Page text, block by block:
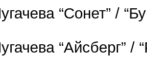
“Сонет” /
“Айсберг”